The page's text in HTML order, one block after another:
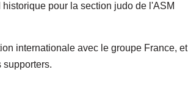
pour la section judo de l'ASM
internationale avec le groupe France, et
supporters.